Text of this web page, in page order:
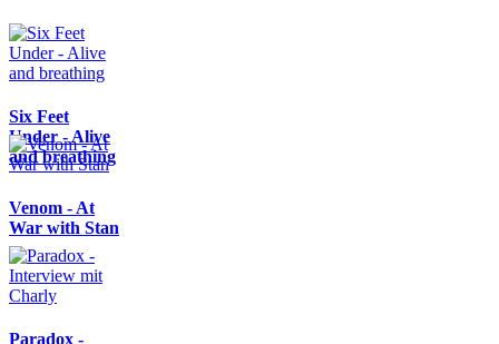
Six Feet
Under - Alive
and breathing
Venom - At
War with Stan
Paradox -